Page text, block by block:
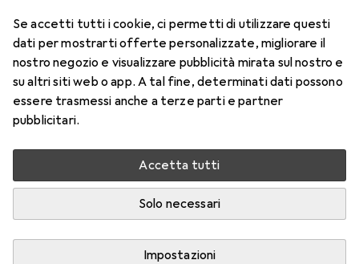
Se accetti tutti i cookie, ci permetti di utilizzare questi
dati per mostrarti offerte personalizzate, migliorare il
nostro negozio e visualizzare pubblicità mirata sul nostro e
su altri siti web o app. A tal fine, determinati dati possono
essere trasmessi anche a terze parti e partner
pubblicitari.
Accetta tutti
Solo necessari
Impostazioni
-1, Obiettivo mensile, 6 pz., Torico
Prezzo in EUR IVA incl.
Consegna tra lun, 17/8 e mer, 19/8
Più di 10 pezzi in stock presso il fornitore
Aggiungi al carrello